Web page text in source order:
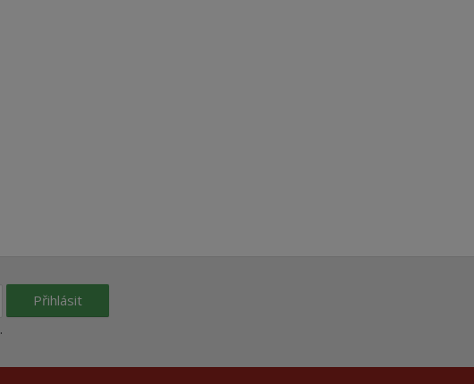
Přihlásit
.